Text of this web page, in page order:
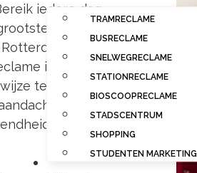
TRAMRECLAME
BUSRECLAME
SNELWEGRECLAME
STATIONRECLAME
BIOSCOOPRECLAME
STADSCENTRUM
SHOPPING
STUDENTEN MARKETING
iedere dag
steden van
Eindhoven,
is daarom hét
te verspreiden.
van uw
te vergroten.